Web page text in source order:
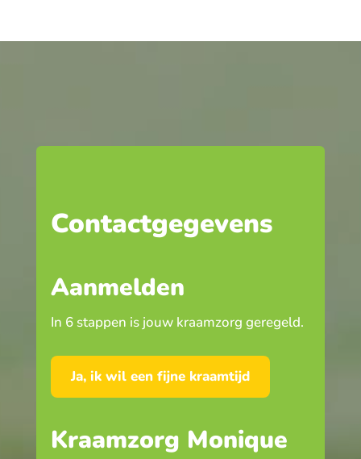
Contactgegevens
Aanmelden
In 6 stappen is jouw kraamzorg geregeld.
Ja, ik wil een fijne kraamtijd
Kraamzorg Monique